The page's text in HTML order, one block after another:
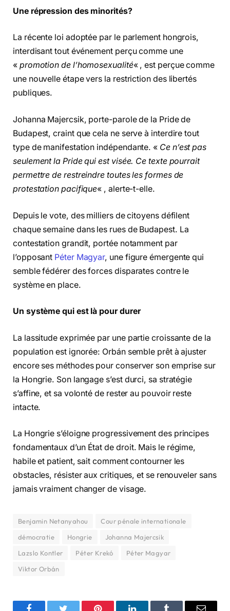
Une répression des minorités?
La récente loi adoptée par le parlement hongrois,
interdisant tout événement perçu comme une
« promotion de l’homosexualité« , est perçue comme
une nouvelle étape vers la restriction des libertés
publiques.
Johanna Majercsik, porte-parole de la Pride de
Budapest, craint que cela ne serve à interdire tout
type de manifestation indépendante. « Ce n’est pas
seulement la Pride qui est visée. Ce texte pourrait
permettre de restreindre toutes les formes de
protestation pacifique« , alerte-t-elle.
Depuis le vote, des milliers de citoyens défilent
chaque semaine dans les rues de Budapest. La
contestation grandit, portée notamment par
l’opposant Péter Magyar, une figure émergente qui
semble fédérer des forces disparates contre le
système en place.
Un système qui est là pour durer
La lassitude exprimée par une partie croissante de la
population est ignorée: Orbán semble prêt à ajuster
encore ses méthodes pour conserver son emprise sur
la Hongrie. Son langage s’est durci, sa stratégie
s’affine, et sa volonté de rester au pouvoir reste
intacte.
La Hongrie s’éloigne progressivement des principes
fondamentaux d’un État de droit. Mais le régime,
habile et patient, sait comment contourner les
obstacles, résister aux critiques, et se renouveler sans
jamais vraiment changer de visage.
Benjamin Netanyahou
Cour pénale internationale
démocratie
Hongrie
Johanna Majercsik
Lazslo Kontler
Péter Krekó
Péter Magyar
Viktor Orbán